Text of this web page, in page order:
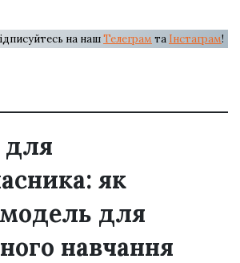
на нашТелеграм та Інстаграм!
для
як
для
навчання